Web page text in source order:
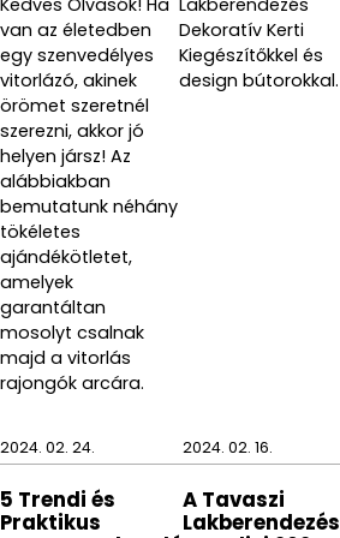
Kedves Olvasók! Ha
van az életedben
egy szenvedélyes
vitorlázó, akinek
örömet szeretnél
szerezni, akkor jó
helyen jársz! Az
alábbiakban
bemutatunk néhány
tökéletes
ajándékötletet,
amelyek
garantáltan
mosolyt csalnak
majd a vitorlás
rajongók arcára.
Lakberendezés
Dekoratív Kerti
Kiegészítőkkel és
design bútorokkal.
2024. 02. 24.
5 Trendi és
Praktikus
2024. 02. 16.
A Tavaszi
Lakberendezés